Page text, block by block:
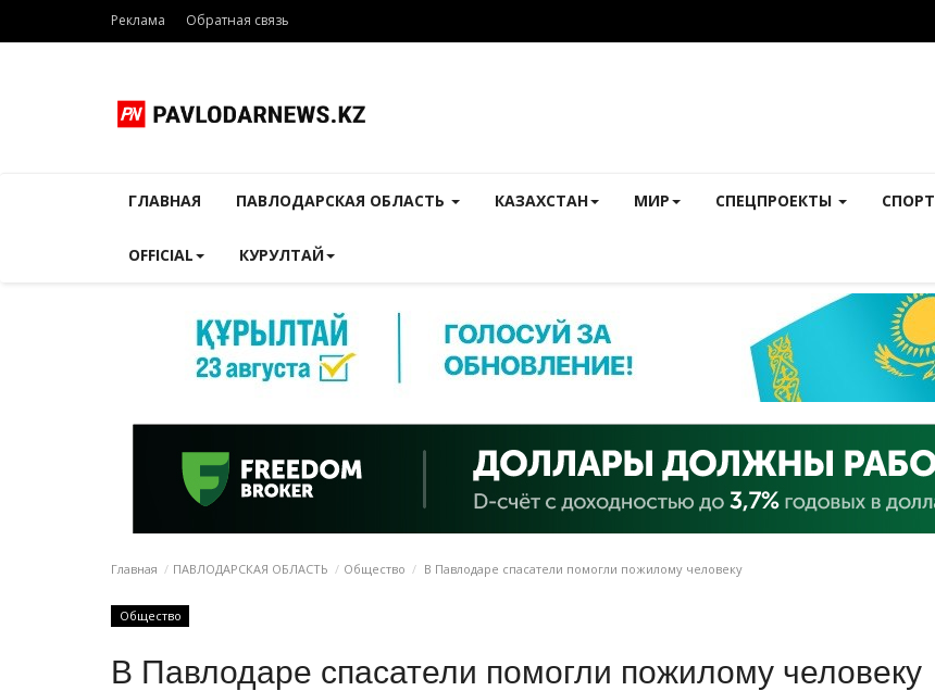
Реклама Обратная связь
ГЛАВНАЯ ПАВЛОДАРСКАЯ ОБЛАСТЬ КАЗАХСТАН МИР СПЕЦПРОЕКТЫ СПОРТ
OFFICIAL КУРУЛТАЙ
Главная ПАВЛОДАРСКАЯ ОБЛАСТЬ Общество В Павлодаре спасатели помогли пожилому человеку
Общество
В Павлодаре спасатели помогли пожилому человеку